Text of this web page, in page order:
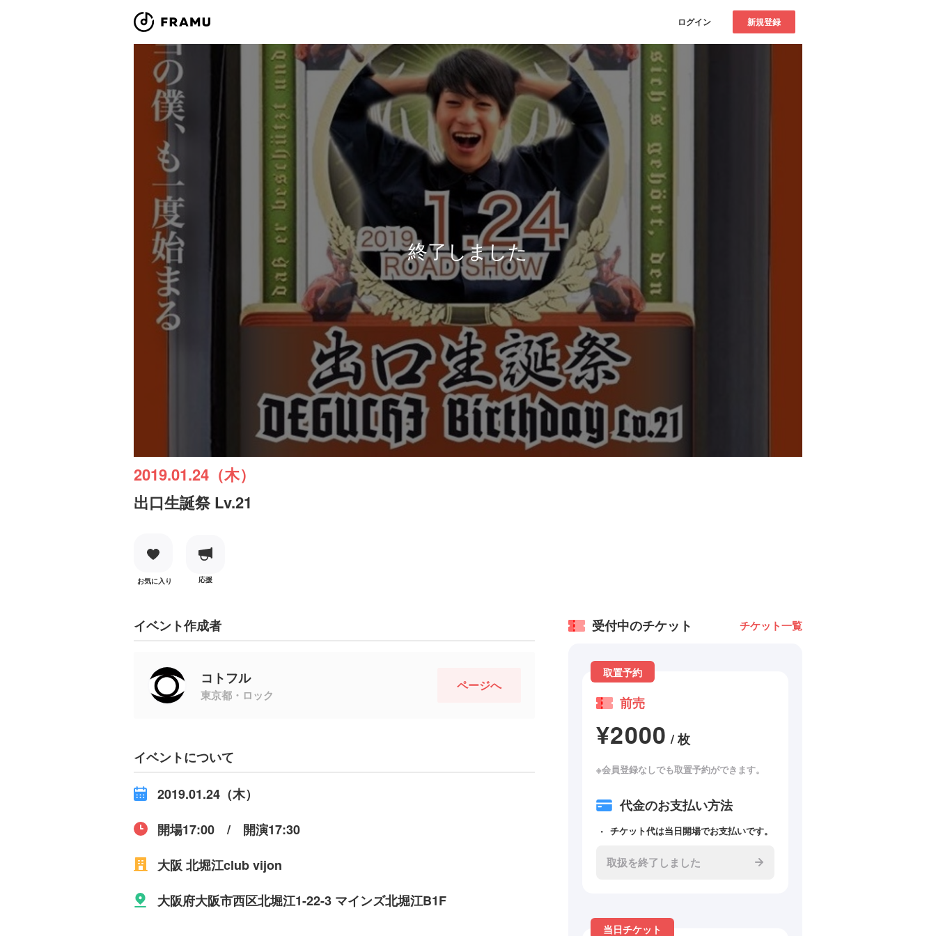
ログイン 新規登録
終了しました
2019.01.24（木）
出口生誕祭 Lv.21
お気に入り 応援
イベント作成者
コトフル
東京都・ロック
ページへ
イベントについて
2019.01.24（木）
開場17:00 / 開演17:30
大阪 北堀江club vijon
大阪府大阪市西区北堀江1-22-3 マインズ北堀江B1F
受付中のチケット チケット一覧
取置予約
前売
¥2000 / 枚
※会員登録なしでも取置予約ができます。
代金のお支払い方法
チケット代は当日開場でお支払いです。
取扱を終了しました
当日チケット